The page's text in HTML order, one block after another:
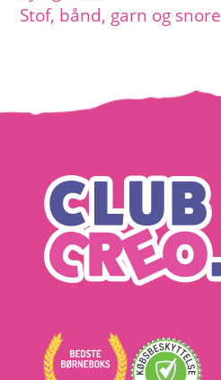
Stof, bånd, garn og snore